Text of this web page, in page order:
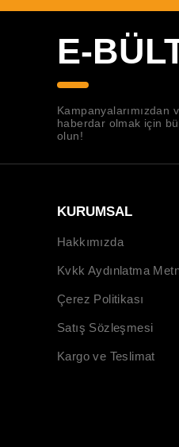
E-
Kampanyalarımızdan
haberdar olmak için
olun!
KURUMSAL
Hakkımızda
Kvkk Aydınlatma
Çerez Politikası
Satış Sözleşmesi
Kargo ve Teslimat